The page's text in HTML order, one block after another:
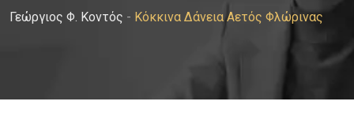
Γεώργιος Φ. Κοντός - Κόκκινα Δάνεια Αετός Φλώρινας